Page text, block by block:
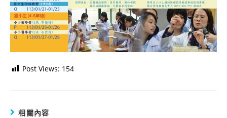
Post Views: 154
相關內容